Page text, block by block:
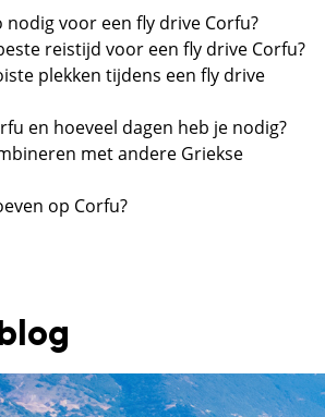
voor een fly drive Corfu?
reistijd voor een fly drive Corfu?
plekken tijdens een fly drive
en hoeveel dagen heb je nodig?
met andere Griekse
op Corfu?